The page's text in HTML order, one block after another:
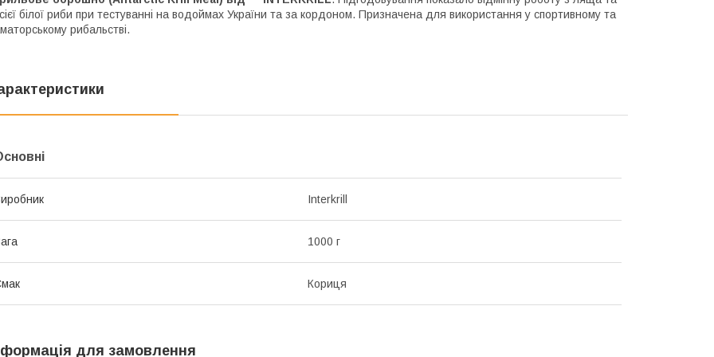
білої риби при тестуванні на водоймах України та за кордоном. Призначена для використання у спортивному та
рибальстві.
Interkrill
1000 г
Кориця
для замовлення